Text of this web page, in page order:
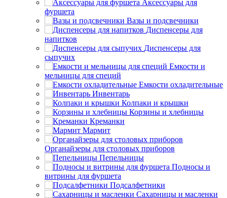
Аксессуары для
фуршета
Вазы и подсвечники
Диспенсеры для
напитков
Диспенсеры для
сыпучих
Емкости и
мельницы для специй
Емкости охладительные
Инвентарь
Колпаки и крышки
Корзины и хлебницы
Креманки
Мармит
Органайзеры для столовых приборов
Пепельницы
Подносы и
витрины для фуршета
Подсалфетники
Сахарницы и масленки